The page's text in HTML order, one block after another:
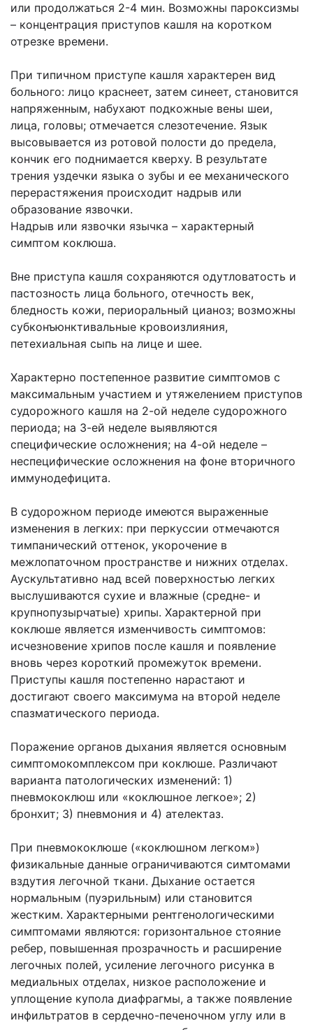
или продолжаться 2-4 мин. Возможны пароксизмы
– концентрация приступов кашля на коротком
отрезке времени.
При типичном приступе кашля характерен вид
больного: лицо краснеет, затем синеет, становится
напряженным, набухают подкожные вены шеи,
лица, головы; отмечается слезотечение. Язык
высовывается из ротовой полости до предела,
кончик его поднимается кверху. В результате
трения уздечки языка о зубы и ее механического
перерастяжения происходит надрыв или
образование язвочки.
Надрыв или язвочки язычка – характерный
симптом коклюша.
Вне приступа кашля сохраняются одутловатость и
пастозность лица больного, отечность век,
бледность кожи, периоральный цианоз; возможны
субконъюнктивальные кровоизлияния,
петехиальная сыпь на лице и шее.
Характерно постепенное развитие симптомов с
максимальным участием и утяжелением приступов
судорожного кашля на 2-ой неделе судорожного
периода; на 3-ей неделе выявляются
специфические осложнения; на 4-ой неделе –
неспецифические осложнения на фоне вторичного
иммунодефицита.
В судорожном периоде имеются выраженные
изменения в легких: при перкуссии отмечаются
тимпанический оттенок, укорочение в
межлопаточном пространстве и нижних отделах.
Аускультативно над всей поверхностью легких
выслушиваются сухие и влажные (средне- и
крупнопузырчатые) хрипы. Характерной при
коклюше является изменчивость симптомов:
исчезновение хрипов после кашля и появление
вновь через короткий промежуток времени.
Приступы кашля постепенно нарастают и
достигают своего максимума на второй неделе
спазматического периода.
Поражение органов дыхания является основным
симптомокомплексом при коклюше. Различают
варианта патологических изменений: 1)
пневмококлюш или «коклюшное легкое»; 2)
бронхит; 3) пневмония и 4) ателектаз.
При пневмококлюше («коклюшном легком»)
физикальные данные ограничиваются симтомами
вздутия легочной ткани. Дыхание остается
нормальным (пуэрильным) или становится
жестким. Характерными рентгенологическими
симптомами являются: горизонтальное стояние
ребер, повышенная прозрачность и расширение
легочных полей, усиление легочного рисунка в
медиальных отделах, низкое расположение и
уплощение купола диафрагмы, а также появление
инфильтратов в сердечно-печеночном углу или в